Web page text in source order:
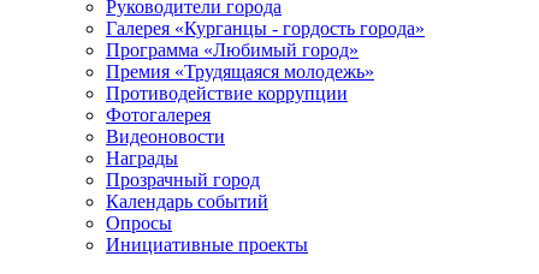
Руководители города
Галерея «Курганцы - гордость города»
Программа «Любимый город»
Премия «Трудящаяся молодежь»
Противодействие коррупции
Фотогалерея
Видеоновости
Награды
Прозрачный город
Календарь событий
Опросы
Инициативные проекты